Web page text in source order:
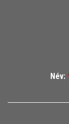
Név: